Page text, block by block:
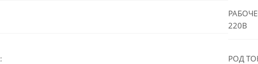
220В
РОД